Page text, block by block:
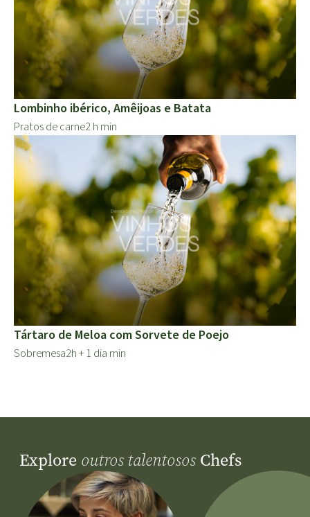
Lombinho ibérico, Amêijoas e Batata
Pratos de carne2 h min
Tártaro de Meloa com Sorvete de Poejo
Sobremesa2h + 1 dia min
Explore outros talentosos Chefs